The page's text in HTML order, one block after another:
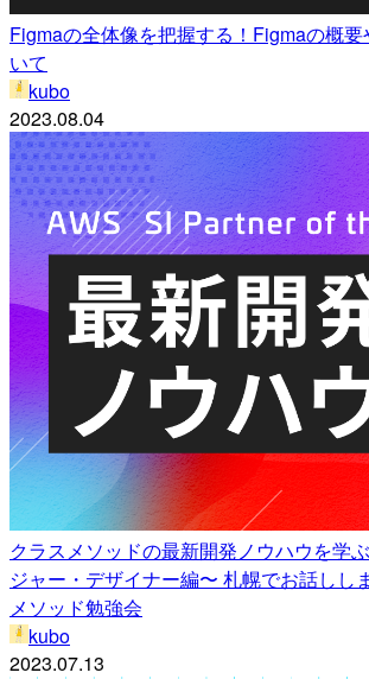
Figmaの全体像を把握する！Figmaの概
いて
kubo
2023.08.04
クラスメソッドの最新開発ノウハウを学
ジャー・デザイナー編〜 札幌でお話しし
メソッド勉強会
kubo
2023.07.13